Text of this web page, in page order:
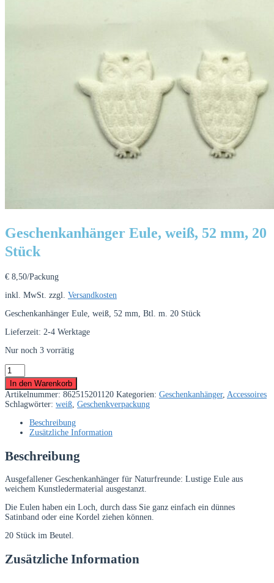
Geschenkanhänger Eule, weiß, 52 mm, 20
Stück
€ 8,50/Packung
inkl. MwSt. zzgl. Versandkosten
Geschenkanhänger Eule, weiß, 52 mm, Btl. m. 20 Stück
Lieferzeit: 2-4 Werktage
Nur noch 3 vorrätig
Geschenkanhänger
Eule,
weiß,
52
mm,
Stück
Menge
In den Warenkorb
Artikelnummer: 862515201120 Kategorien: Geschenkanhänger, Accessoires
Schlagwörter: weiß, Geschenkverpackung
Beschreibung
Zusätzliche Information
Beschreibung
Ausgefallener Geschenkanhänger für Naturfreunde: Lustige Eule aus
weichem Kunstledermaterial ausgestanzt.
Die Eulen haben ein Loch, durch dass Sie ganz einfach ein dünnes
Satinband oder eine Kordel ziehen können.
20 Stück im Beutel.
Zusätzliche Information